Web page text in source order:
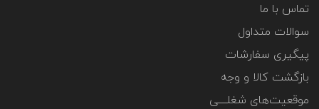
تماس با ما
سوالات متداول
پیگیری سفارشات
بازگشت کالا و وجه
موقعیت‌های شغلــــی